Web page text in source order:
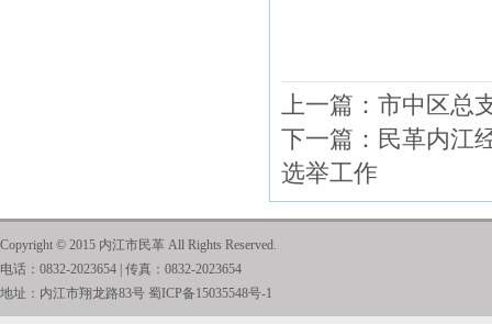
上一篇： 市中区总
下一篇： 民革内江
选举工作
Copyright © 2015 内江市民革 All Rights Reserved.
电话：0832-2023654 | 传真：0832-2023654
地址：内江市翔龙路83号 蜀ICP备15035548号-1